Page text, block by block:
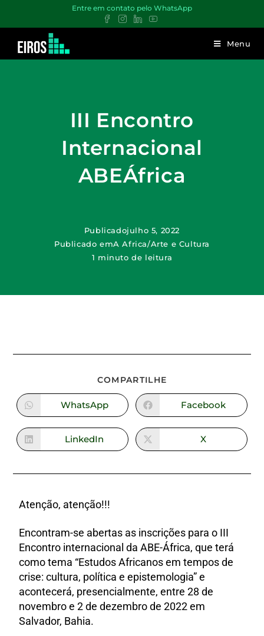
Entre em contato pelo WhatsApp
Menu
III Encontro
Internacional
ABEÁfrica
Publicadojulho 5, 2022
Publicado emA Africa/Arte e Cultura
1 minuto de leitura
COMPARTILHE
WhatsApp Facebook
LinkedIn X
Atenção, atenção!!!
Encontram-se abertas as inscrições para o III
Encontro internacional da ABE-África, que terá
como tema “Estudos Africanos em tempos de
crise: cultura, política e epistemologia” e
acontecerá, presencialmente, entre 28 de
novembro e 2 de dezembro de 2022 em
Salvador, Bahia.